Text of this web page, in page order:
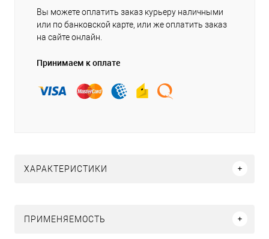
Вы можете оплатить заказ курьеру наличными
или по банковской карте, или же оплатить заказ
на сайте онлайн.
Принимаем к оплате
ХАРАКТЕРИСТИКИ
ПРИМЕНЯЕМОСТЬ